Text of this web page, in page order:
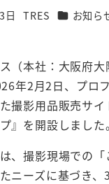
日
著
TRES カテゴリー
お知ら
（本社：大阪府大
年2月2日、プロ
撮影用品販売サ
』を開設しました。
、撮影現場での
ニーズに基づき、